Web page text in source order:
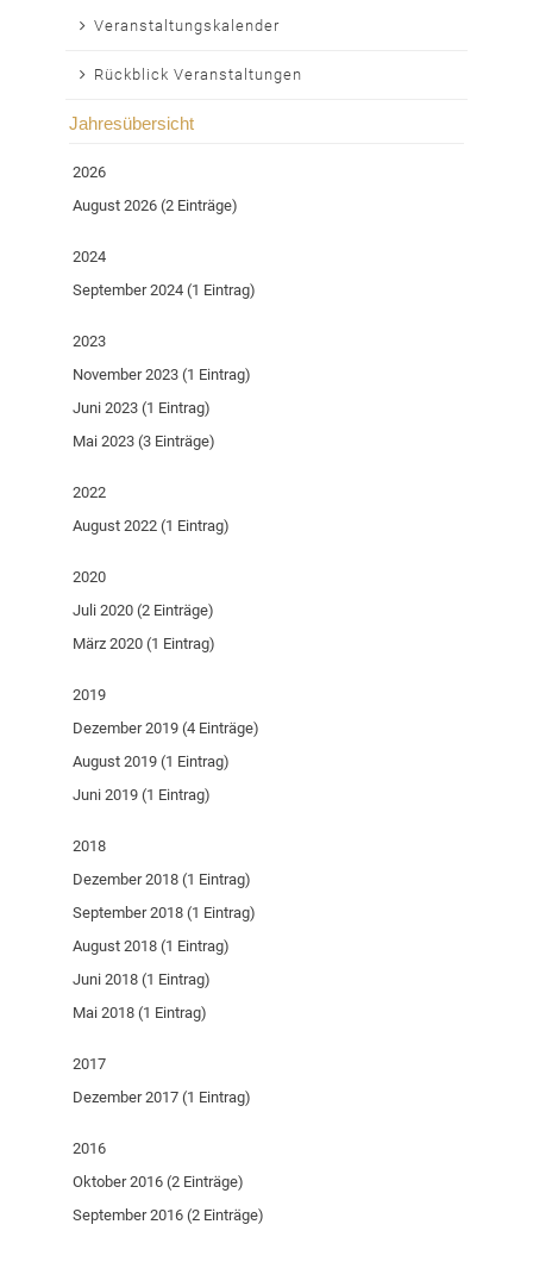
Navigation
Veranstaltungskalender
Rückblick Veranstaltungen
Jahresübersicht
2026
August 2026 (2 Einträge)
2024
September 2024 (1 Eintrag)
2023
November 2023 (1 Eintrag)
Juni 2023 (1 Eintrag)
Mai 2023 (3 Einträge)
2022
August 2022 (1 Eintrag)
2020
Juli 2020 (2 Einträge)
März 2020 (1 Eintrag)
2019
Dezember 2019 (4 Einträge)
August 2019 (1 Eintrag)
Juni 2019 (1 Eintrag)
2018
Dezember 2018 (1 Eintrag)
September 2018 (1 Eintrag)
August 2018 (1 Eintrag)
Juni 2018 (1 Eintrag)
Mai 2018 (1 Eintrag)
2017
Dezember 2017 (1 Eintrag)
2016
Oktober 2016 (2 Einträge)
September 2016 (2 Einträge)